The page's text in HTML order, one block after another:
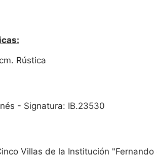
Rústica
- Signatura: IB.23530
Villas de la Institución "Fernando